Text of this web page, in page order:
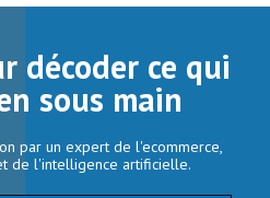
décoder ce qui
sous main
par un expert de l'ecommerce,
de l'intelligence artificielle.